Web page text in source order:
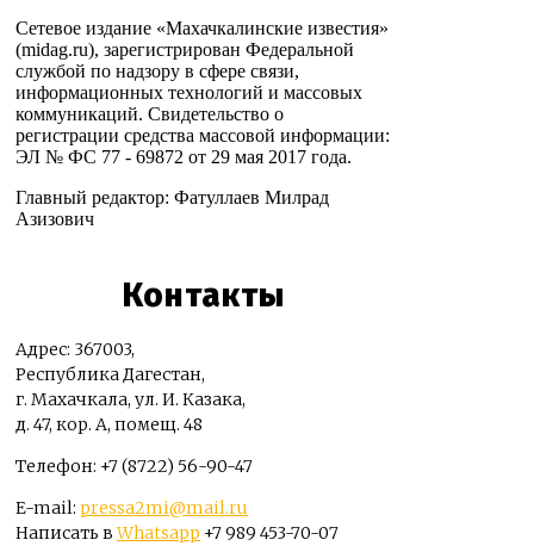
Сетевое издание «Махачкалинские известия»
(midag.ru), зарегистрирован Федеральной
службой по надзору в сфере связи,
информационных технологий и массовых
коммуникаций. Свидетельство о
регистрации средства массовой информации:
ЭЛ № ФС 77 - 69872 от 29 мая 2017 года.
Главный редактор: Фатуллаев Милрад
Азизович
Контакты
Адрес: 367003,
Республика Дагестан,
г. Махачкала, ул. И. Казака,
д. 47, кор. А, помещ. 48
Телефон: +7 (8722) 56-90-47
E-mail: pressa2mi@mail.ru
Написать вWhatsapp +7 989 453-70-07